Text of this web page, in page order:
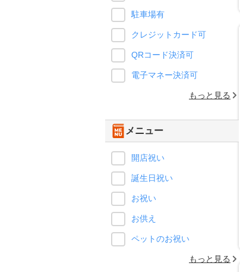
駐車場有
クレジットカード可
QRコード決済可
電子マネー決済可
もっと見る
メニュー
開店祝い
誕生日祝い
お祝い
お供え
ペットのお祝い
もっと見る